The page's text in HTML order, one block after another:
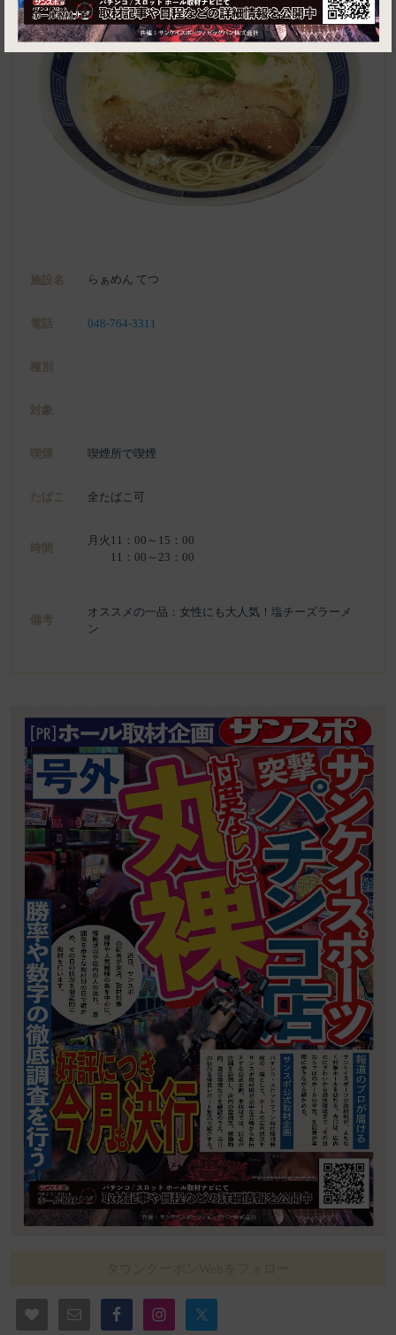
施設名 らぁめん てつ
電話 048-764-3311
種別
対象
喫煙 喫煙所で喫煙
たばこ 全たばこ可
時間
月火11：00～15：00
11：00～23：00
備考
オススメの一品：女性にも大人気！塩チーズラーメ
ン